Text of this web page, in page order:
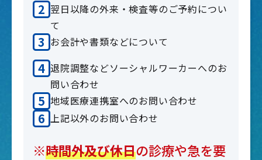
翌日以降の外来・検査等のご予約につい
て
お会計や書類などについて
退院調整などソーシャルワーカーへのお
問い合わせ
地域医療連携室へのお問い合わせ
上記以外のお問い合わせ
※時間外及び休日の診療や急を要